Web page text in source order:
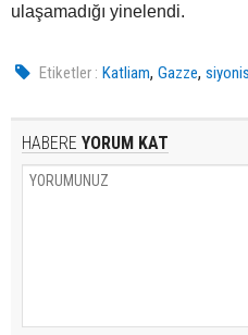
ulaşamadığı yinelendi.
Etiketler : Katliam,Gazze,
HABERE YORUM KAT